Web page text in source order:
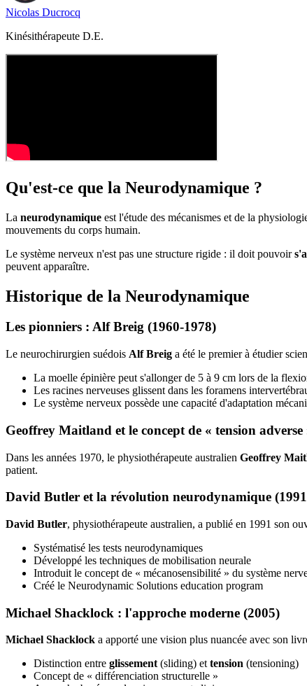
Nicolas Ducrocq
Kinésithérapeute D.E.
Qu'est-ce que la Neurodynamique ?
La neurodynamique est l'étude des mécanismes et de la
mouvements du corps humain.
Le système nerveux n'est pas une structure rigide : il doit pouvoir
peuvent apparaître.
Historique de la Neurodynamique
Les pionniers : Alf Breig (1960-1978)
Le neurochirurgien suédois Alf Breig a été le premier à étudier
La moelle épinière peut s'allonger de 5 à 9 cm lors de la
Les racines nerveuses glissent dans les foramens
Le système nerveux possède une capacité d'adaptation
Geoffrey Maitland et le concept de « tension adverse
Dans les années 1970, le physiothérapeute australien Geoffrey
patient.
David Butler et la révolution neurodynamique
David Butler, physiothérapeute australien, a publié en 1991 son
Systématisé les tests neurodynamiques
Développé les techniques de mobilisation neurale
Introduit le concept de « mécanosensibilité » du système
Créé le Neurodynamic Solutions education program
Michael Shacklock : l'approche moderne (2005)
Michael Shacklock a apporté une vision plus nuancée avec son
Distinction entre glissement(sliding) ettension (tensioning)
Concept de « différenciation structurelle »